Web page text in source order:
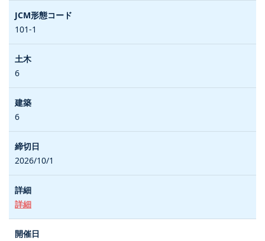
101-1
6
6
2026/10/1
詳細